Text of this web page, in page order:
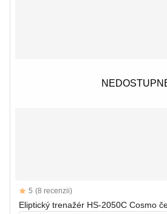
Reviews
5 out of 5 stars
5 (8 recenzii)
Eliptický trenažér HS-2050C Cosmo